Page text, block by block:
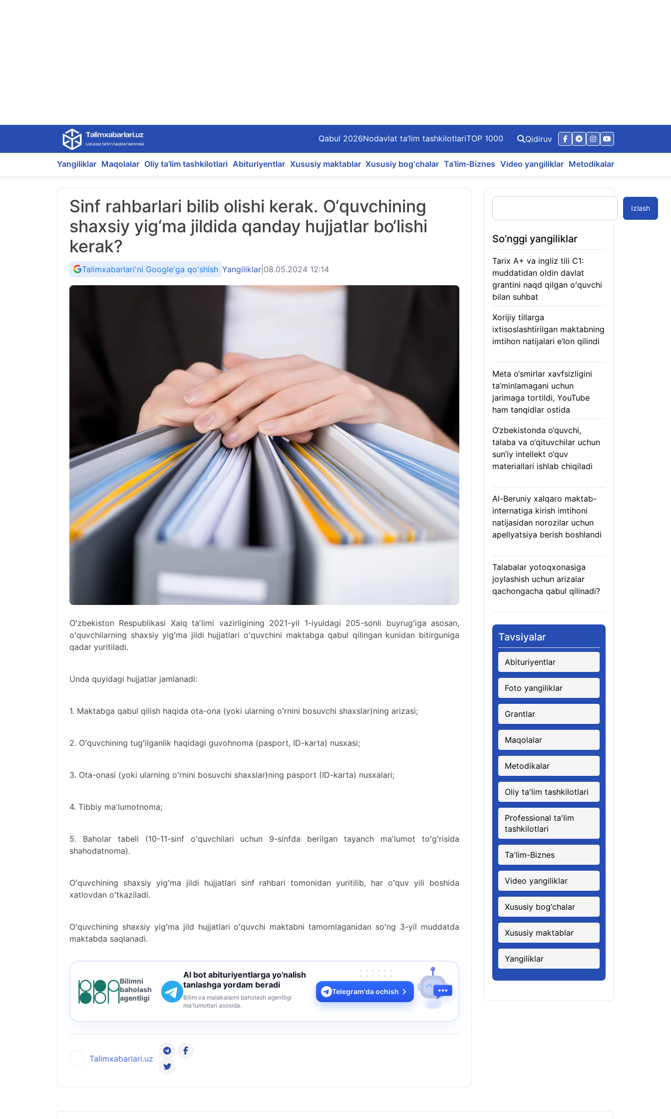
content
Qabul 2026Nodavlat ta’lim tashkilotlariTOP 1000 Qidiruv
Yangiliklar Maqolalar Oliy ta’lim tashkilotlari Abituriyentlar Xususiy maktablar Xususiy bog‘chalar Ta’lim-Biznes Video yangiliklar Metodikalar
Sinf rahbarlari bilib olishi kerak. O‘quvchining
shaxsiy yig‘ma jildida qanday hujjatlar bo‘lishi
kerak?
Talimxabarlari'ni Google'ga qo'shish Yangiliklar 08.05.2024 12:14
Oʻzbekiston Respublikasi Xalq taʼlimi vazirligining 2021-yil 1-iyuldagi 205-sonli buyrugʻiga asosan,
oʻquvchilarning shaxsiy yigʻma jildi hujjatlari oʻquvchini maktabga qabul qilingan kunidan bitirguniga
qadar yuritiladi.
Unda quyidagi hujjatlar jamlanadi:
1. Maktabga qabul qilish haqida ota-ona (yoki ularning oʻrnini bosuvchi shaxslar)ning arizasi;
2. Oʻquvchining tugʻilganlik haqidagi guvohnoma (pasport, ID-karta) nusxasi;
3. Ota-onasi (yoki ularning oʻrnini bosuvchi shaxslar)ning pasport (ID-karta) nusxalari;
4. Tibbiy maʼlumotnoma;
5. Baholar tabeli (10-11-sinf oʻquvchilari uchun 9-sinfda berilgan tayanch maʼlumot toʻgʻrisida
shahodatnoma).
Oʻquvchining shaxsiy yigʻma jildi hujjatlari sinf rahbari tomonidan yuritilib, har oʻquv yili boshida
xatlovdan oʻtkaziladi.
Oʻquvchining shaxsiy yigʻma jild hujjatlari oʻquvchi maktabni tamomlaganidan soʻng 3-yil muddatda
maktabda saqlanadi.
Bilimni
baholash
agentligi
AI bot abituriyentlarga yo'nalish
tanlashga yordam beradi
Bilim va malakalarni baholash agentligi
ma'lumotlari asosida.
Telegram'da ochish
Talimxabarlari.uz
Izlash
So’nggi yangiliklar
Tarix A+ va ingliz tili C1:
muddatidan oldin davlat
grantini naqd qilgan oʻquvchi
bilan suhbat
Xorijiy tillarga
ixtisoslashtirilgan maktabning
imtihon natijalari e’lon qilindi
Meta o‘smirlar xavfsizligini
ta’minlamagani uchun
jarimaga tortildi, YouTube
ham tanqidlar ostida
O‘zbekistonda o‘quvchi,
talaba va o‘qituvchilar uchun
sun’iy intellekt o‘quv
materiallari ishlab chiqiladi
Al-Beruniy xalqaro maktab-
internatiga kirish imtihoni
natijasidan norozilar uchun
apellyatsiya berish boshlandi
Talabalar yotoqxonasiga
joylashish uchun arizalar
qachongacha qabul qilinadi?
Tavsiyalar
Abituriyentlar
Foto yangiliklar
Grantlar
Maqolalar
Metodikalar
Oliy ta'lim tashkilotlari
Professional ta'lim
tashkilotlari
Ta'lim-Biznes
Video yangiliklar
Xususiy bog‘chalar
Xususiy maktablar
Yangiliklar